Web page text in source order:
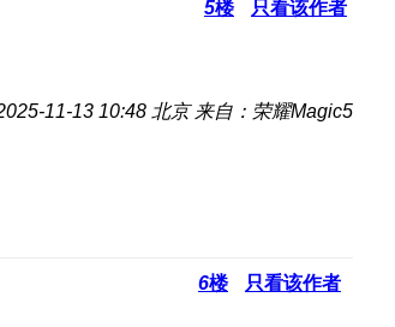
5楼 只看该作者
11-13 10:48 北京 来自：荣耀Magic5
6楼 只看该作者